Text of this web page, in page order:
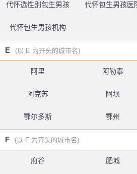
代怀选性别包生男孩 代怀包生男孩医
代怀包生男孩机构
E (以 E 为开头的城市名)
阿里 阿勒泰
阿克苏 阿坝
鄂尔多斯 鄂州
F (以 F 为开头的城市名)
府谷 肥城